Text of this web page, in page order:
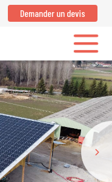
Demander un devis